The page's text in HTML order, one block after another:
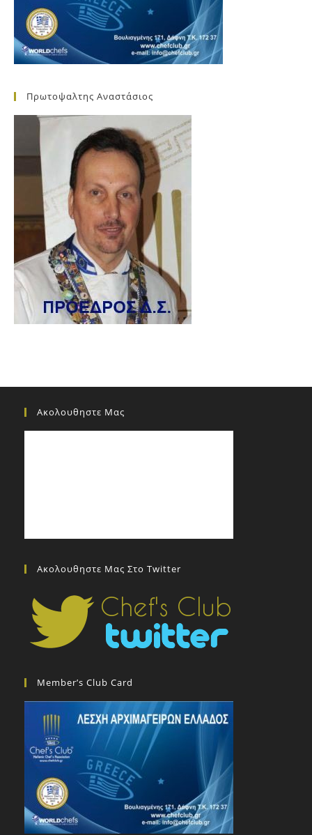
Πρωτοψαλτης Αναστάσιος
Ακολουθηστε Μας
Ακολουθηστε Μας Στο Twitter
Member’s Club Card